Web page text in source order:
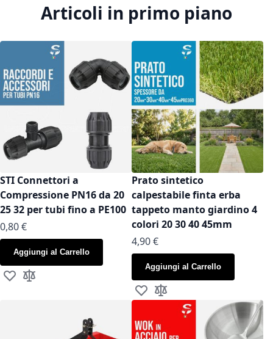
Articoli in primo piano
STI Connettori a
Compressione PN16 da 20
25 32 per tubi fino a PE100
As low as
0,80 €
Aggiungi al Carrello
Aggiungi alla lista desideri
Aggiungi al confronto
Prato sintetico
calpestabile finta erba
tappeto manto giardino 4
colori 20 30 40 45mm
As low as
4,90 €
Aggiungi al Carrello
Aggiungi alla lista desideri
Aggiungi al confronto